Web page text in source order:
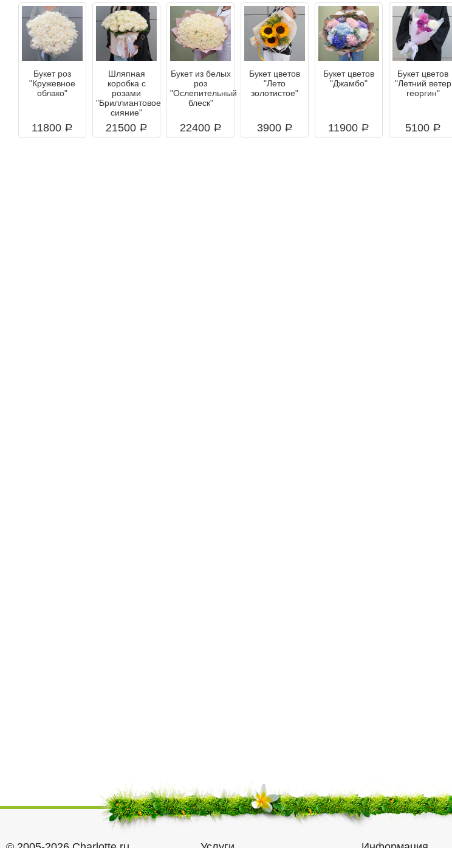
Букет роз
"Кружевное
облако"
11800 a
Шляпная
коробка с
розами
"Бриллиантовое
сияние"
21500 a
Букет из белых
роз
"Ослепительный
блеск"
22400 a
Букет цветов
"Лето
золотистое"
3900 a
Букет цветов
"Джамбо"
11900 a
Букет цветов
"Летний ветер
георгин"
5100 a